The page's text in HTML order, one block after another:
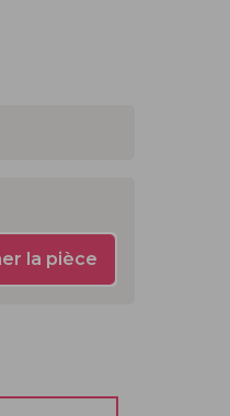
la pièce